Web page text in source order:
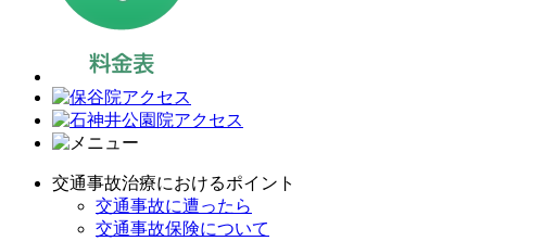
交通事故治療におけるポイント
交通事故に遭ったら
交通事故保険について